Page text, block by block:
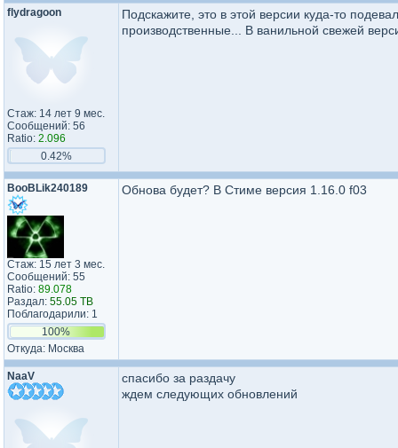
flydragoon
Стаж: 14 лет 9 мес.
Сообщений: 56
Ratio: 2.096
0.42%
Подскажите, это в этой версии куда-то
производственные... В ванильной свежей
BooBLik240189
Стаж: 15 лет 3 мес.
Сообщений: 55
Ratio: 89.078
Раздал: 55.05 TB
Поблагодарили: 1
100%
Откуда: Москва
Обнова будет? В Стиме версия 1.16.0 f03
NaaV
спасибо за раздачу
ждем следующих обновлений